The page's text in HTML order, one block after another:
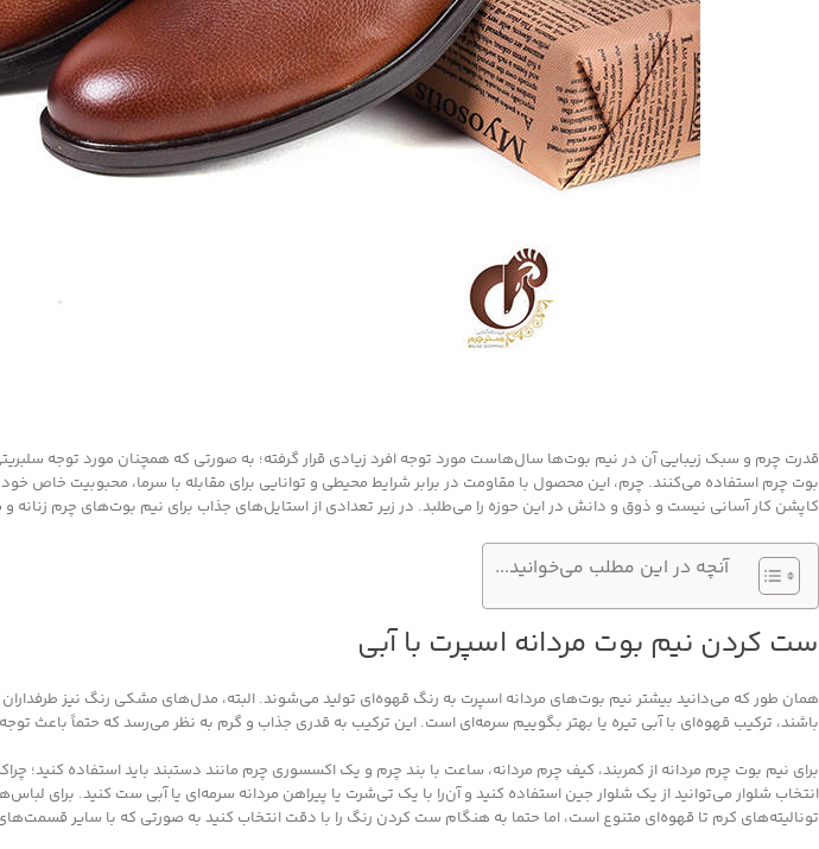
قدرت چرم و سبک زیبایی آن در نیم بوت‌ها سال‌هاست مورد توجه افرد زیادی قرار گرفته؛ به صورتی که همچنان مورد توجه
بوت چرم استفاده می‌کنند. چرم، این محصول با مقاومت در برابر شرایط محیطی و توانایی برای مقابله با سرما، محبوبیت خاص خود
کاپشن کار آسانی نیست و ذوق و دانش در این حوزه را می‌طلبد. در زیر تعدادی از استایل‌های جذاب برای نیم بوت‌های چرم زنانه و
آنچه در این مطلب می‌خوانید...
ست کردن نیم بوت مردانه اسپرت با آبی
همان طور که می‌دانید بیشتر نیم بوت‌های مردانه اسپرت به رنگ قهوه‌ای تولید می‌شوند. البته، مدل‌های مشکی رنگ نیز طرفداران
باشند، ترکیب قهوه‌ای با آبی تیره یا بهتر بگوییم سرمه‌ای است. این ترکیب به قدری جذاب و گرم به نظر می‌رسد که حتماً باعث
برای نیم بوت چرم مردانه از کمربند، کیف چرم مردانه، ساعت با بند چرم و یک اکسسوری چرم مانند دستبند باید استفاده کنید؛
انتخاب شلوار می‌توانید از یک شلوار جین استفاده کنید و آن‌را با یک تی‌شرت یا پیراهن مردانه سرمه‌ای یا آبی ست کنید. برای
تونالیته‌های کرم تا قهوه‌ای متنوع است، اما حتما به هنگام ست کردن رنگ را با دقت انتخاب کنید به صورتی که با سایر